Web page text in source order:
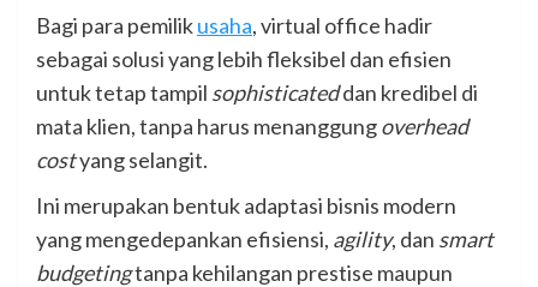
Bagi para pemilikusaha, virtual office hadir
sebagai solusi yang lebih fleksibel dan efisien
untuk tetap tampil sophisticateddan kredibel di
mata klien, tanpa harus menanggungoverhead
costyang selangit.
Ini merupakan bentuk adaptasi bisnis modern
yang mengedepankan efisiensi, agility, dan smart
budgetingtanpa kehilangan prestise maupun